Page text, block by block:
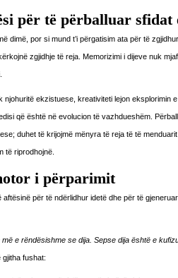
për të përballuar sfidat
dimë, por si mund t’i përgatisim ata për të
zgjidhje të reja. Memorizimi i dijeve nuk
njohuritë ekzistuese, kreativiteti lejon eksplorimin
që është në evolucion të vazhdueshëm.
duhet të krijojmë mënyra të reja të të
të riprodhojnë.
i përparimit
aftësinë për të ndërlidhur idetë dhe për të
më e rëndësishme se dija. Sepse dija është e
gjitha fushat: